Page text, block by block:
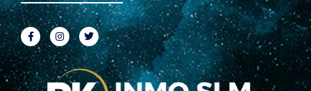
F
a
c
e
b
o
I
n
s
t
a
g
T
w
i
t
t